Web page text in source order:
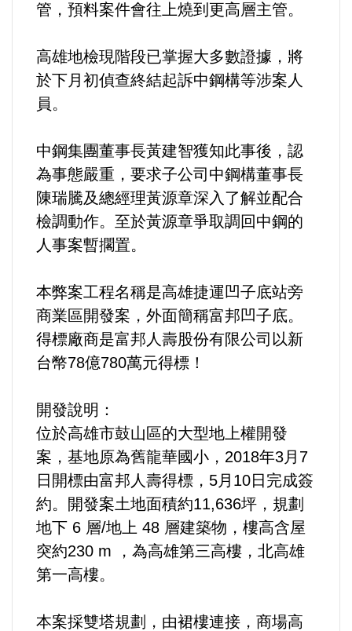
環境/資源/能源
交通運輸
中美台
正能量
餐飲美食
蔬/素食
防災/救災
考試/監察
國安/國防/外交
自然/地理/景觀/地球
都市發展與都市建設
財務金融/稅制改革
選舉/民調
管，預料案件會往上燒到更高層主管。
高雄地檢現階段已掌握大多數證據，將
於下月初偵查終結起訴中鋼構等涉案人
員。
中鋼集團董事長黃建智獲知此事後，認
為事態嚴重，要求子公司中鋼構董事長
陳瑞騰及總經理黃源章深入了解並配合
檢調動作。至於黃源章爭取調回中鋼的
人事案暫擱置。
本弊案工程名稱是高雄捷運凹子底站旁
商業區開發案，外面簡稱富邦凹子底。
得標廠商是富邦人壽股份有限公司以新
台幣78億780萬元得標！
開發說明：
位於高雄市鼓山區的大型地上權開發
案，基地原為舊龍華國小，2018年3月7
日開標由富邦人壽得標，5月10日完成簽
約。開發案土地面積約11,636坪，規劃
地下 6 層/地上 48 層建築物，樓高含屋
突約230 m ，為高雄第三高樓，北高雄
第一高樓。
本案採雙塔規劃，由裙樓連接，商場高